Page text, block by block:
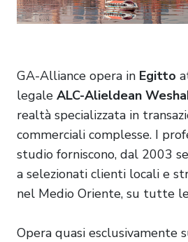
GA-Alliance opera in Egitto
legale ALC-Alieldean
realtà specializzata in
commerciali complesse. I
studio forniscono, dal 2003
a selezionati clienti locali e
nel Medio Oriente, su tutte
Opera quasi esclusivamente